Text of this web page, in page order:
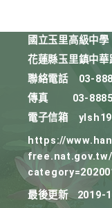
國立玉里高級中學
花蓮縣玉里鎮中
聯絡電話
03-
傳真
03-
電子信箱
https://
最後更新
2019-